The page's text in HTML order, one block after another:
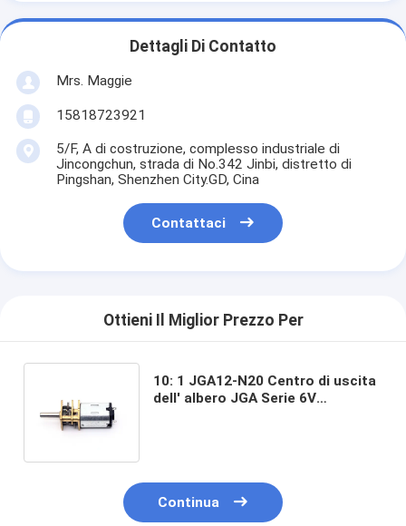
Dettagli Di Contatto
Mrs. Maggie
15818723921
5/F, A di costruzione, complesso industriale di
Jincongchun, strada di No.342 Jinbi, distretto di
Pingshan, Shenzhen City.GD, Cina
Contattaci
Ottieni Il Miglior Prezzo Per
10: 1 JGA12-N20 Centro di uscita
dell' albero JGA Serie 6V
Continua